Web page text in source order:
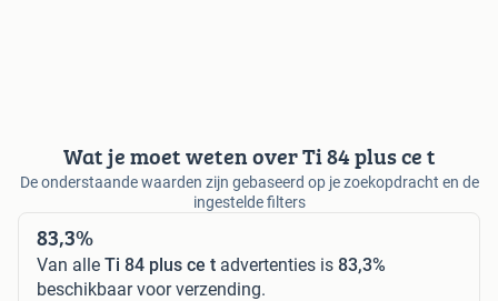
Wat je moet weten over Ti 84 plus ce t
De onderstaande waarden zijn gebaseerd op je zoekopdracht en de
ingestelde filters
83,3%
Van alle Ti 84 plus ce t advertenties is 83,3%
beschikbaar voor verzending.